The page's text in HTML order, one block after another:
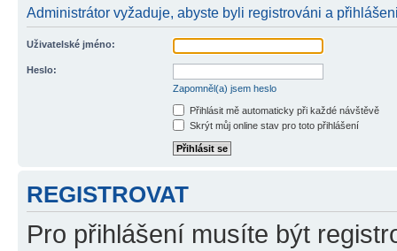
Administrátor vyžaduje, abyste byli registrováni a
Uživatelské jméno:
Heslo:
Zapomněl(a) jsem heslo
Přihlásit mě automaticky při každé návštěvě
Skrýt můj online stav pro toto přihlášení
REGISTROVAT
Pro přihlášení musíte být